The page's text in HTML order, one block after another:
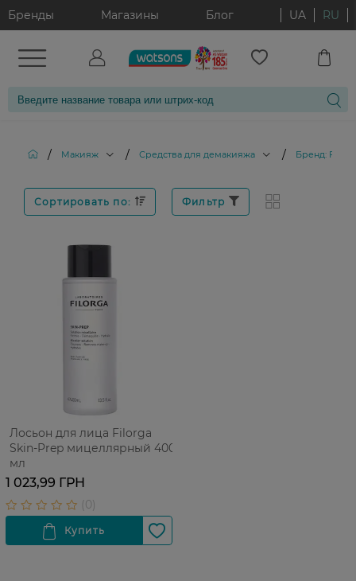
Бренды Магазины Блог UA RU
/ Макияж / Средства для демакияжа / Бренд:
Сортировать по: Фильтр
Лосьон для лица Filorga
Skin-Prep мицеллярный 400
мл
1 023,99 ГРН